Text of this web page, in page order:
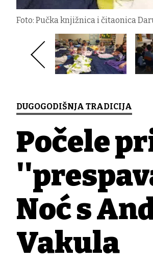
Foto: Pučka knjižnica i čitaonica
DUGOGODIŠNJA TRADICIJA
Počele
Noć s
Vakula